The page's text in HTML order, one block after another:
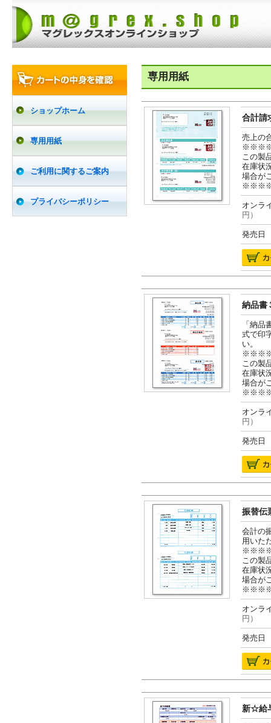
ショップホーム
専用用紙
ご利用に関するご案内
プライバシーポリシー
専用用紙
合計請
売上の
この製
在庫状
場合が
オン
円）
発売日
納品書
「納
式で印
い。
この製
在庫状
場合が
オン
円）
発売日
振替伝
会計の
用いた
この製
在庫状
場合が
オン
円）
発売日
新☆給